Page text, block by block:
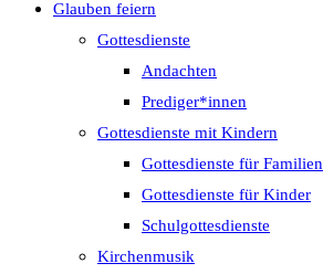
Glauben feiern
Gottesdienste
Andachten
Prediger*innen
Gottesdienste mit Kindern
Gottesdienste für Familien
Gottesdienste für Kinder
Schulgottesdienste
Kirchenmusik